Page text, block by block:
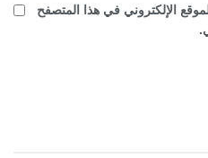
الإلكتروني في هذا المتصفح